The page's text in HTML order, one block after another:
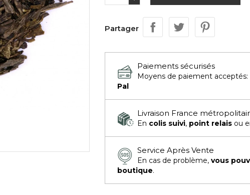
Partager
Paiements sécurisés
Moyens de paiement acceptés:
Pal
Livraison France
En colis suivi, point relais ou
Service Après Vente
En cas de problème, vous
boutique.